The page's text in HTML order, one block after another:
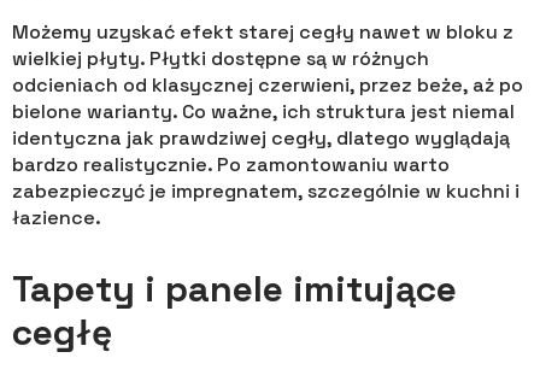
Możemy uzyskać efekt starej cegły nawet w bloku z
wielkiej płyty. Płytki dostępne są w różnych
odcieniach od klasycznej czerwieni, przez beże, aż po
bielone warianty. Co ważne, ich struktura jest niemal
identyczna jak prawdziwej cegły, dlatego wyglądają
bardzo realistycznie. Po zamontowaniu warto
zabezpieczyć je impregnatem, szczególnie w kuchni i
łazience.
Tapety i panele imitujące
cegłę